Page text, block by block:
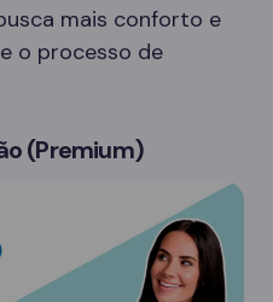
mais conforto e
o processo de
(Premium)